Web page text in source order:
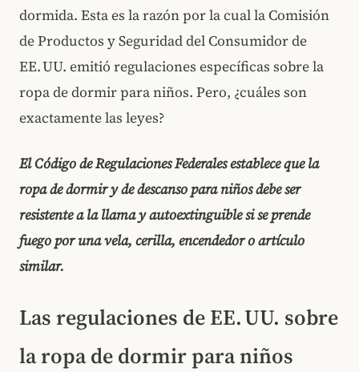
dormida. Esta es la razón por la cual la Comisión
de Productos y Seguridad del Consumidor de
EE. UU. emitió regulaciones específicas sobre la
ropa de dormir para niños. Pero, ¿cuáles son
exactamente las leyes?
El Código de Regulaciones Federales establece que la
ropa de dormir y de descanso para niños debe ser
resistente a la llama y autoextinguible si se prende
fuego por una vela, cerilla, encendedor o artículo
similar.
Las regulaciones de EE. UU. sobre
la ropa de dormir para niños